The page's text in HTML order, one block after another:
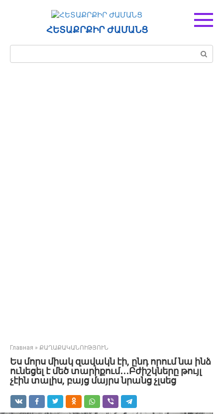
ՀԵՏԱՔՐՔԻՐ ԺԱՄԱՆՑ
Поиск:
Главная » ՔԱՂԱՔԱԿԱՆՈՒԹՅՈՒՆ
Ես մորս միակ զավակն էի, ընդ որում նա ինձ
ունեցել է մեծ տարիքում․․․Բժիշկները թույլ
չէին տալիս, բայց մայրս նրանց չլսեց